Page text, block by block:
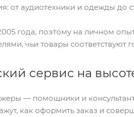
от аудиотехники и одежды до
года, поэтому на личном
чьи товары соответствуют
сервис на
— помощники и
как оформить заказ и